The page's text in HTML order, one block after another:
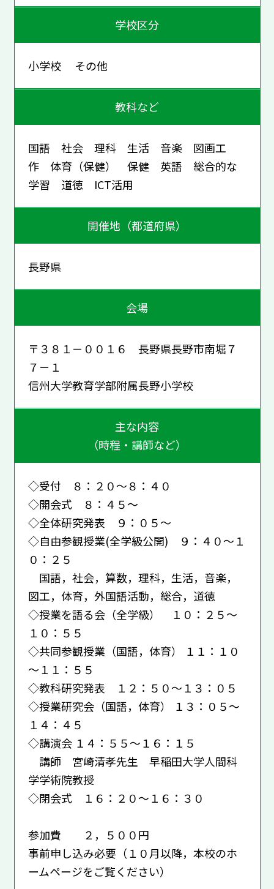
学校区分
小学校 その他
教科など
国語 社会 理科 生活 音楽 図画工
作 体育（保健） 保健 英語 総合的な
学習 道徳 ICT活用
開催地（都道府県）
長野県
会場
〒３８１－００１６ 長野県長野市南堀７
７－１
信州大学教育学部附属長野小学校
主な内容
（時程・講師など）
◇受付 ８：２０～８：４０
◇開会式 ８：４５～
◇全体研究発表 ９：０５～
◇自由参観授業(全学級公開) ９：４０～１
０：２５
国語，社会，算数，理科，生活，音楽，
図工，体育，外国語活動，総合，道徳
◇授業を語る会（全学級） １０：２５～
１０：５５
◇共同参観授業（国語，体育） １１：１０
～１１：５５
◇教科研究発表 １２：５０～１３：０５
◇授業研究会（国語，体育） １３：０５～
１４：４５
◇講演会 １４：５５～１６：１５
講師 宮崎清孝先生 早稲田大学人間科
学学術院教授
◇閉会式 １６：２０～１６：３０
参加費 ２，５００円
事前申し込み必要（１０月以降，本校のホ
ームページをご覧ください）